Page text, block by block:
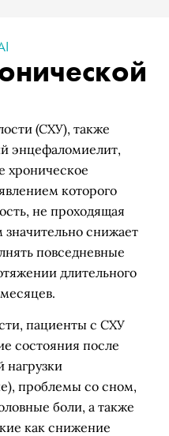
(СХУ), также
энцефаломиелит,
хроническое
которого
не проходящая
снижает
повседневные
длительного
пациенты с СХУ
состояния после
нагрузки
проблемы со сном,
боли, а также
как снижение